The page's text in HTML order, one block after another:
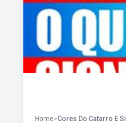
Home>Cores Do Catarro E